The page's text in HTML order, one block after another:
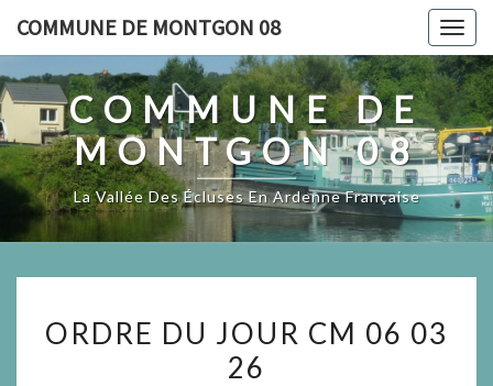
content
COMMUNE DE MONTGON 08
COMMUNE DE
MONTGON 08
La Vallée Des Écluses En Ardenne Française
DU
JOUR
ORDRE DU JOUR CM 06 03
26
Panneau de gestion des cookies